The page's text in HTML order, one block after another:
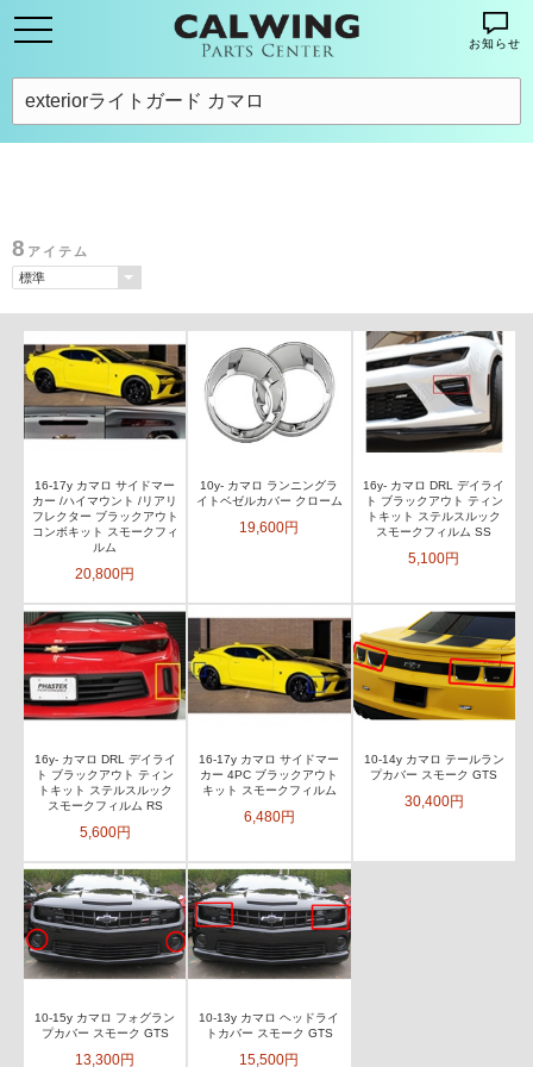
お知らせ
8 アイテム
16-17y カマロ サイドマー
カー /ハイマウント /リアリ
フレクター ブラックアウト
コンボキット スモークフィ
ルム
20,800円
10y- カマロ ランニングラ
イトベゼルカバー クローム
19,600円
16y- カマロ DRL デイライ
ト ブラックアウト ティン
トキット ステルスルック
スモークフィルム SS
5,100円
16y- カマロ DRL デイライ
ト ブラックアウト ティン
トキット ステルスルック
スモークフィルム RS
5,600円
16-17y カマロ サイドマー
カー 4PC ブラックアウト
キット スモークフィルム
6,480円
10-14y カマロ テールラン
プカバー スモーク GTS
30,400円
10-15y カマロ フォグラン
プカバー スモーク GTS
13,300円
10-13y カマロ ヘッドライ
トカバー スモーク GTS
15,500円